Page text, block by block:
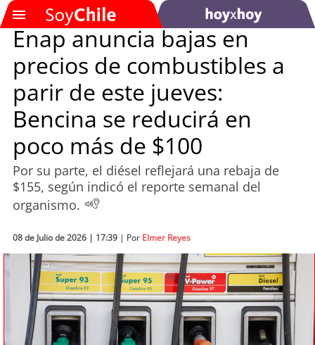
SOYTV
Podcast
Actualidad
Entretención
Deportes
Tecnología
Sostenibilidad
Enap anuncia bajas en
precios de combustibles a
parir de este jueves:
Bencina se reducirá en
poco más de $100
Por su parte, el diésel reflejará una rebaja de
$155, según indicó el reporte semanal del
organismo.
08 de Julio de 2026 | 17:39 | Por Elmer Reyes